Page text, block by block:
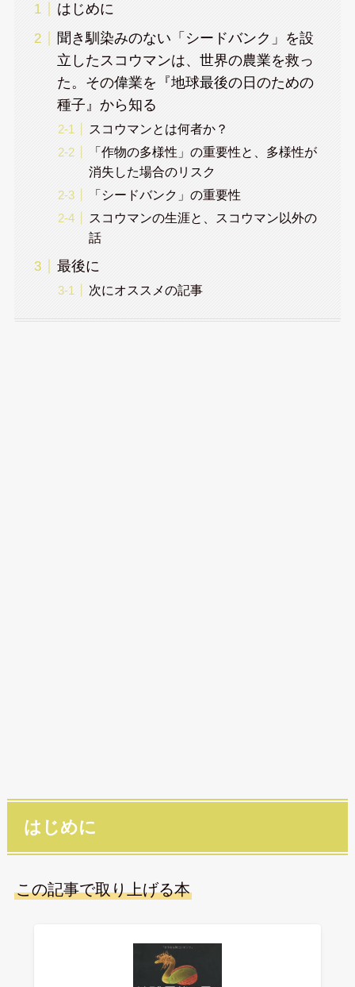
はじめに
聞き馴染みのない「シードバンク」を設
立したスコウマンは、世界の農業を救っ
た。その偉業を『地球最後の日のための
種子』から知る
スコウマンとは何者か？
「作物の多様性」の重要性と、多様性が
消失した場合のリスク
「シードバンク」の重要性
スコウマンの生涯と、スコウマン以外の
話
最後に
次にオススメの記事
はじめに
この記事で取り上げる本